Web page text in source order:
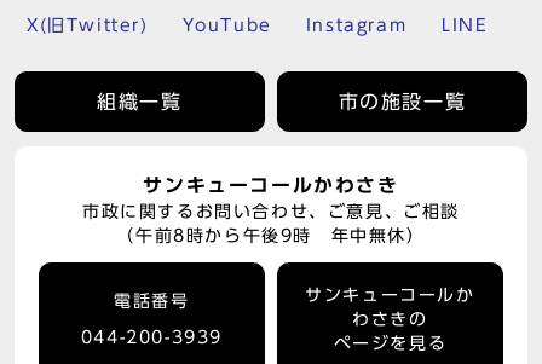
X(旧Twitter) YouTube Instagram LINE
組織一覧 市の施設一覧
サンキューコールかわさき
市政に関するお問い合わせ、ご意見、ご相談
（午前8時から午後9時 年中無休）
電話番号
044-200-3939
サンキューコールか
わさきの
ページを見る